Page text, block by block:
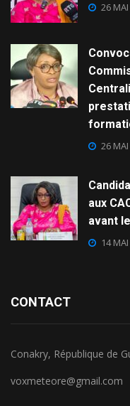
26
26
aux
avant
14
CONTACT
Conakry, République de
voxmeteore@gmail.com